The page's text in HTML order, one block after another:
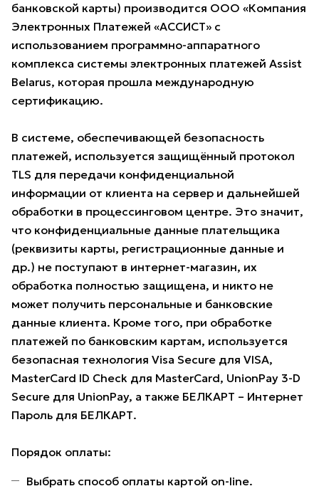
банковской карты) производится ООО «Компания
Электронных Платежей «АССИСТ» с
использованием программно-аппаратного
комплекса системы электронных платежей Assist
Belarus, которая прошла международную
сертификацию.
В системе, обеспечивающей безопасность
платежей, используется защищённый протокол
TLS для передачи конфиденциальной
информации от клиента на сервер и дальнейшей
обработки в процессинговом центре. Это значит,
что конфиденциальные данные плательщика
(реквизиты карты, регистрационные данные и
др.) не поступают в интернет-магазин, их
обработка полностью защищена, и никто не
может получить персональные и банковские
данные клиента. Кроме того, при обработке
платежей по банковским картам, используется
безопасная технология Visa Secure для VISA,
MasterCard ID Check для MasterCard, UnionPay 3-D
Secure для UnionPay, а также БЕЛКАРТ – Интернет
Пароль для БЕЛКАРТ.
Порядок оплаты:
Выбрать способ оплаты картой on-line.